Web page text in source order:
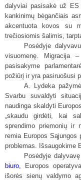
dalyviai pasisakė už
kankinimų bėgančiais
akcentuota kovos su
trečiosiomis šalimis,
Posėdyje
visuomenę. Migracija
pasisakyme
požiūrį ir yra pasiruošusi
A. Lydeka
Svarbu suvaldyti
naudinga skaldyti
„skaudu girdėti, kai
sprendimo priemonių ir
remia Europos Sąjungos
problemas. Išsaugokime
Posėdyje
biuro,
Europos
išorės sienų valdymo